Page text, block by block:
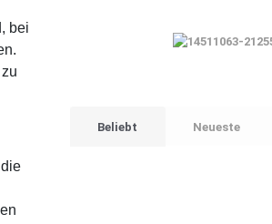
bei
Beliebt Neueste